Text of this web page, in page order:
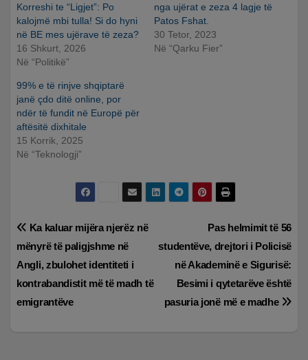
Korreshi te “Ligjet”: Po
kalojmë mbi tulla! Si do hyni
në BE mes ujërave të zeza?
16 Shkurt, 2026
Në “Politikë”
nga ujërat e zeza 4 lagje të
Patos Fshat.
30 Tetor, 2023
Në “Qarku Fier”
99% e të rinjve shqiptarë
janë çdo ditë online, por
ndër të fundit në Europë për
aftësitë dixhitale
15 Korrik, 2025
Në “Teknologji”
Lëvizje
te
postimet
Pas helmimit të 56
studentëve, drejtori i Policisë
në Akademinë e Sigurisë:
Besimi i qytetarëve është
pasuria jonë më e madhe
Ka kaluar mijëra njerëz në
mënyrë të paligjshme në
Angli, zbulohet identiteti i
kontrabandistit më të madh të
emigrantëve